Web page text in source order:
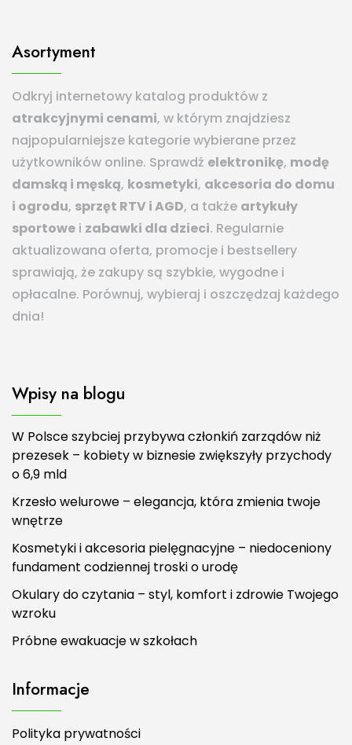
Asortyment
Odkryj internetowy katalog produktów z
atrakcyjnymi cenami, w którym znajdziesz
najpopularniejsze kategorie wybierane przez
użytkowników online. Sprawdź elektronikę, modę
damską i męską, kosmetyki, akcesoria do domu
i ogrodu, sprzęt RTV i AGD, a także artykuły
sportowe i zabawki dla dzieci. Regularnie
aktualizowana oferta, promocje i bestsellery
sprawiają, że zakupy są szybkie, wygodne i
opłacalne. Porównuj, wybieraj i oszczędzaj każdego
dnia!
Wpisy na blogu
W Polsce szybciej przybywa członkiń zarządów niż
prezesek – kobiety w biznesie zwiększyły przychody
o 6,9 mld
Krzesło welurowe – elegancja, która zmienia twoje
wnętrze
Kosmetyki i akcesoria pielęgnacyjne – niedoceniony
fundament codziennej troski o urodę
Okulary do czytania – styl, komfort i zdrowie Twojego
wzroku
Próbne ewakuacje w szkołach
Informacje
Polityka prywatności